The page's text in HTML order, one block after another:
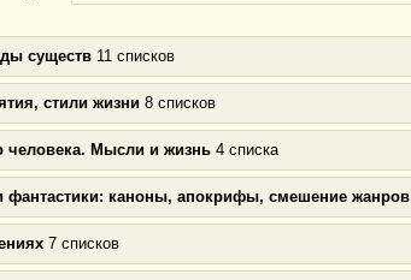
существ 11 списков
стили жизни 8 списков
человека. Мысли и жизнь 4 списка
фантастики: каноны, апокрифы, смешение жанров
7 списков